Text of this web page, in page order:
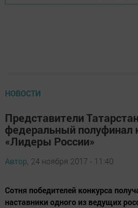
НОВОСТИ
Представители
федеральный полуфинал
«Лидеры России»
Автор, 24 ноября 2017 - 11:40
Сотня победителей конкурса
наставники одного из ведущих